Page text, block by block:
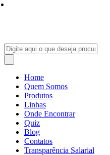
Home
Quem Somos
Produtos
Linhas
Onde Encontrar
Quiz
Blog
Contatos
Transparência Salarial